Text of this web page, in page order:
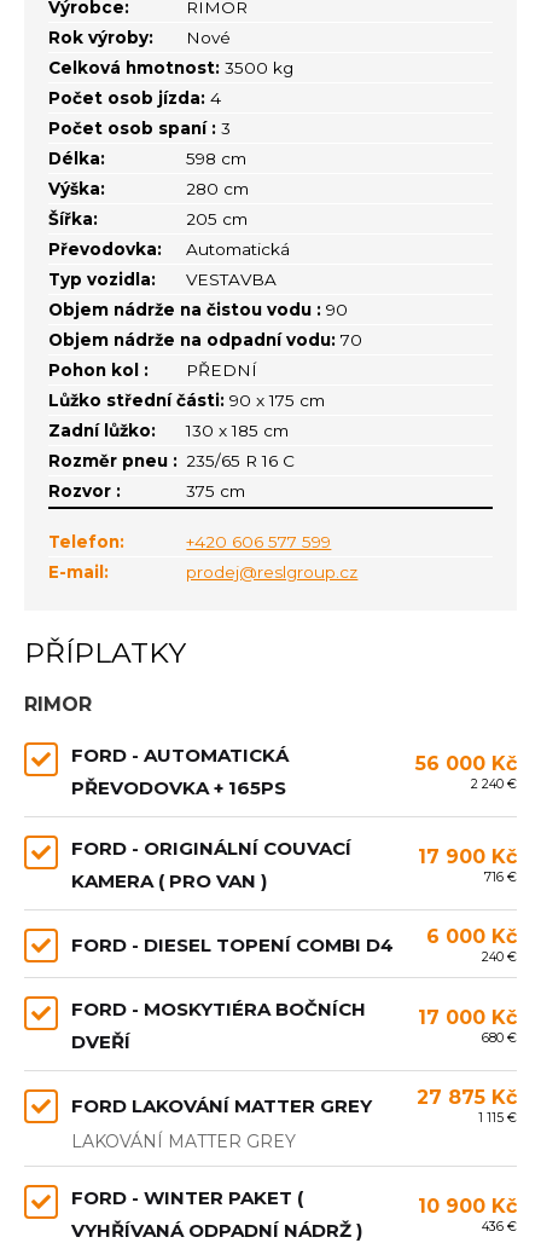
Výrobce:
RIMOR
Rok výroby:
Nové
Celková hmotnost: 3500 kg
Počet osob jízda: 4
Počet osob spaní : 3
Délka:
598 cm
Výška:
280 cm
Šířka:
205 cm
Převodovka:
Automatická
Typ vozidla:
VESTAVBA
Objem nádrže na čistou vodu : 90
Objem nádrže na odpadní vodu: 70
Pohon kol :
PŘEDNÍ
Lůžko střední části: 90 x 175 cm
Zadní lůžko:
130 x 185 cm
Rozměr pneu : 235/65 R 16 C
Rozvor :
375 cm
Telefon:
+420 606 577 599
E-mail:
prodej@reslgroup.cz
PŘÍPLATKY
RIMOR
FORD - AUTOMATICKÁ
PŘEVODOVKA + 165PS
56 000 Kč
2 240 €
FORD - ORIGINÁLNÍ COUVACÍ
KAMERA ( PRO VAN )
17 900 Kč
716 €
FORD - DIESEL TOPENÍ COMBI D4 6 000 Kč
240 €
FORD - MOSKYTIÉRA BOČNÍCH
DVEŘÍ
17 000 Kč
680 €
FORD LAKOVÁNÍ MATTER GREY 27 875 Kč
1 115 €
LAKOVÁNÍ MATTER GREY
FORD - WINTER PAKET (
VYHŘÍVANÁ ODPADNÍ NÁDRŽ )
10 900 Kč
436 €